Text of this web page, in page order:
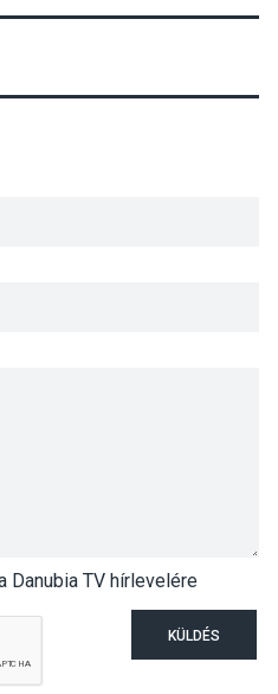
Danubia TV hírlevelére
KÜLDÉS